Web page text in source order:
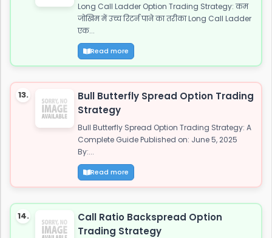
Long Call Ladder Option Trading Strategy: कम
जोखिम में उच्च रिटर्न पाने का तरीका Long Call Ladder
एक...
Read more
13.
Bull Butterfly Spread Option Trading
Strategy
Bull Butterfly Spread Option Trading Strategy: A
Complete Guide Published on: June 5, 2025
By:...
Read more
14.
Call Ratio Backspread Option
Trading Strategy